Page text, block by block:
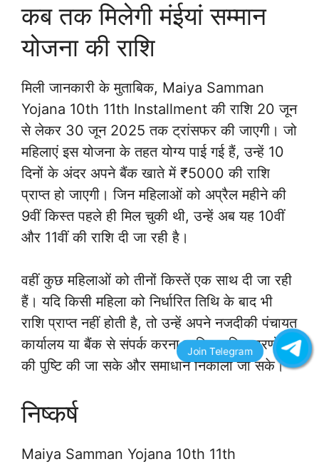
कब तक मिलेगी मंईयां सम्मान
योजना की राशि
मिली जानकारी के मुताबिक, Maiya Samman
Yojana 10th 11th Installment की राशि 20 जून
से लेकर 30 जून 2025 तक ट्रांसफर की जाएगी। जो
महिलाएं इस योजना के तहत योग्य पाई गई हैं, उन्हें 10
दिनों के अंदर अपने बैंक खाते में ₹5000 की राशि
प्राप्त हो जाएगी। जिन महिलाओं को अप्रैल महीने की
9वीं किस्त पहले ही मिल चुकी थी, उन्हें अब यह 10वीं
और 11वीं की राशि दी जा रही है।
वहीं कुछ महिलाओं को तीनों किस्तें एक साथ दी जा रही
हैं। यदि किसी महिला को निर्धारित तिथि के बाद भी
राशि प्राप्त नहीं होती है, तो उन्हें अपने नजदीकी पंचायत
कार्यालय या बैंक से संपर्क करना चाहिए ताकि कारणों
की पुष्टि की जा सके और समाधान निकाला जा सके।
निष्कर्ष
Maiya Samman Yojana 10th 11th